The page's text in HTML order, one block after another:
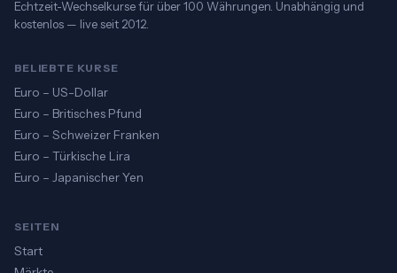
Echtzeit-Wechselkurse für über 100 Währungen. Unabhängig und
kostenlos — live seit 2012.
BELIEBTE KURSE
Euro – US-Dollar
Euro – Britisches Pfund
Euro – Schweizer Franken
Euro – Türkische Lira
Euro – Japanischer Yen
SEITEN
Start